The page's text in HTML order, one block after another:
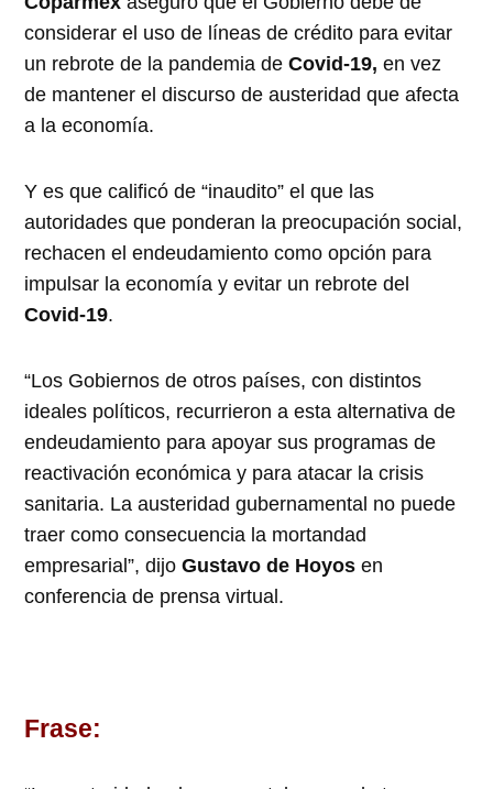
considerar el uso de líneas de crédito para evitar
un rebrote de la pandemia deCovid-19, en vez
de mantener el discurso de austeridad que afecta
a la economía.
Y es que calificó de “inaudito” el que las
autoridades que ponderan la preocupación social,
rechacen el endeudamiento como opción para
impulsar la economía y evitar un rebrote del
Covid-19.
“Los Gobiernos de otros países, con distintos
ideales políticos, recurrieron a esta alternativa de
endeudamiento para apoyar sus programas de
reactivación económica y para atacar la crisis
sanitaria. La austeridad gubernamental no puede
traer como consecuencia la mortandad
empresarial”, dijo Gustavo de Hoyos en
conferencia de prensa virtual.
Frase: